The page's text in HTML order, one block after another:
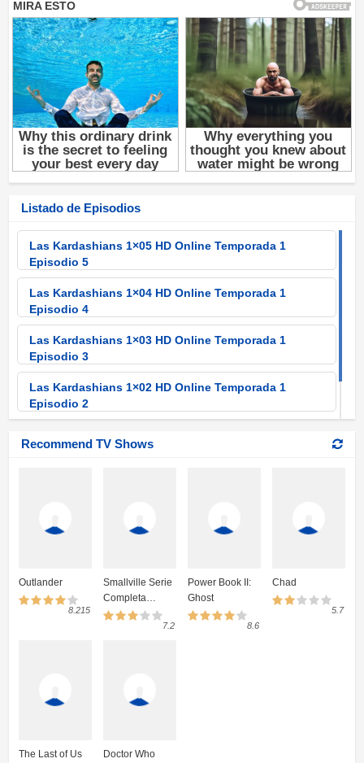
Listado de Episodios
Las Kardashians 1×05 HD Online Temporada 1
Episodio 5
Las Kardashians 1×04 HD Online Temporada 1
Episodio 4
Las Kardashians 1×03 HD Online Temporada 1
Episodio 3
Las Kardashians 1×02 HD Online Temporada 1
Episodio 2
Episodio 1
Recommend TV Shows
Outlander
8.215
Smallville Serie
Completa
Online
7.2
Power Book II:
Ghost
8.6
Chad
5.7
The Last of Us Doctor Who